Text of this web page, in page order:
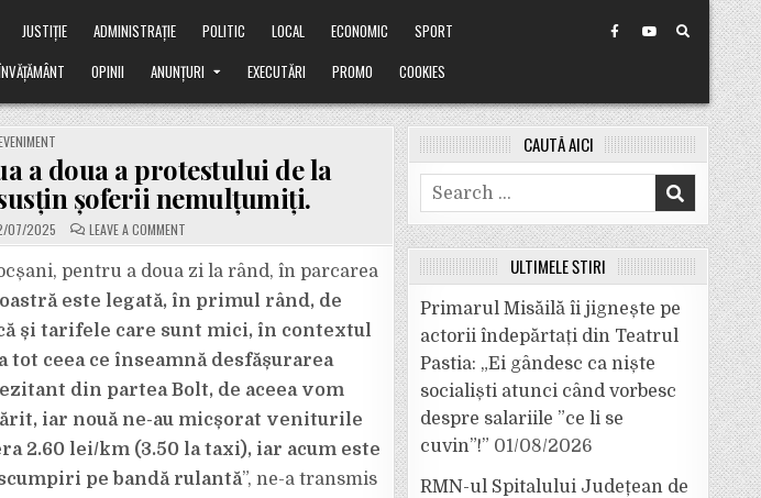
JUSTIȚIE ADMINISTRAȚIE POLITIC LOCAL ECONOMIC
SPORT
OPINII ANUNȚURI EXECUTĂRI PROMO COOKIES
a doua a protestului de la
susțin șoferii nemulțumiți.
07/2025 LEAVE A COMMENT
COMENZI
ÎN
AER.
ZIUA
A
DOUA
A
DE
FOCȘANI.
„NU
CEDĂM!”,
SUSȚIN
ȘOFERII
NEMULȚUMIȚI.
pentru a doua zi la rând, în parcarea
este legată, în primul rând, de
și tarifele care sunt mici, în contextul
ceea ce înseamnă desfășurarea
din partea Bolt, de aceea vom
iar nouă ne-au micșorat veniturile
2.60 lei/km (3.50 la taxi), iar acum este
pe bandă rulantă”, ne-a transmis
CAUTĂ AICI
Search
for:
ULTIMELE ȘTIRI
Primarul Misăilă îi jignește pe
actorii îndepărtați din Teatrul
Pastia: „Ei gândesc ca niște
socialiști atunci când vorbesc
despre salariile ”ce li se
cuvin”!” 01/08/2026
RMN-ul Spitalului Județean de